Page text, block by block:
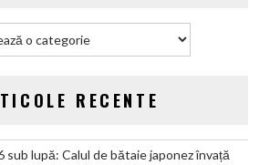
RECENTE
sub lupă: Calul de bătaie japonez învață